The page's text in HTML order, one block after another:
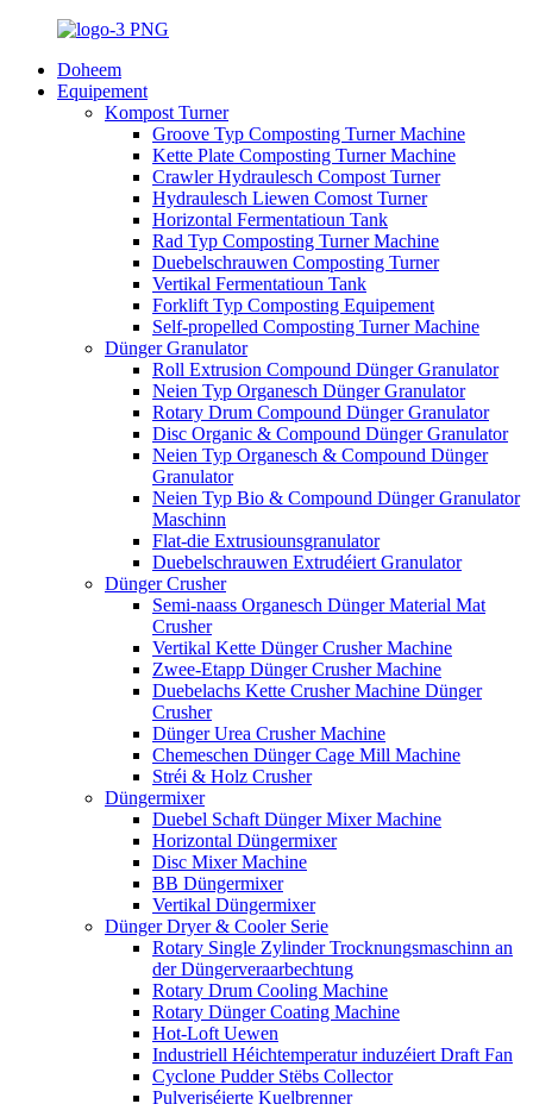
Doheem
Equipement
Kompost Turner
Groove Typ Composting Turner Machine
Kette Plate Composting Turner Machine
Crawler Hydraulesch Compost Turner
Hydraulesch Liewen Comost Turner
Horizontal Fermentatioun Tank
Rad Typ Composting Turner Machine
Duebelschrauwen Composting Turner
Vertikal Fermentatioun Tank
Forklift Typ Composting Equipement
Self-propelled Composting Turner Machine
Dünger Granulator
Roll Extrusion Compound Dünger Granulator
Neien Typ Organesch Dünger Granulator
Rotary Drum Compound Dünger Granulator
Disc Organic & Compound Dünger Granulator
Neien Typ Organesch & Compound Dünger
Granulator
Neien Typ Bio & Compound Dünger Granulator
Maschinn
Flat-die Extrusiounsgranulator
Duebelschrauwen Extrudéiert Granulator
Dünger Crusher
Semi-naass Organesch Dünger Material Mat
Crusher
Vertikal Kette Dünger Crusher Machine
Zwee-Etapp Dünger Crusher Machine
Duebelachs Kette Crusher Machine Dünger
Crusher
Dünger Urea Crusher Machine
Chemeschen Dünger Cage Mill Machine
Stréi & Holz Crusher
Düngermixer
Duebel Schaft Dünger Mixer Machine
Horizontal Düngermixer
Disc Mixer Machine
BB Düngermixer
Vertikal Düngermixer
Dünger Dryer & Cooler Serie
Rotary Single Zylinder Trocknungsmaschinn an
der Düngerveraarbechtung
Rotary Drum Cooling Machine
Rotary Dünger Coating Machine
Hot-Loft Uewen
Industriell Héichtemperatur induzéiert Draft Fan
Cyclone Pudder Stëbs Collector
Pulveriséierte Kuelbrenner